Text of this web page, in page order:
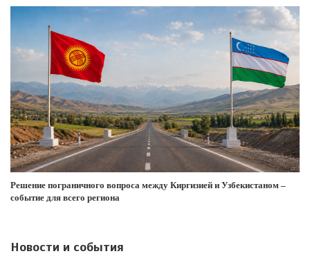
Решение пограничного вопроса между Киргизией и Узбекистаном –
событие для всего региона
Новости и события